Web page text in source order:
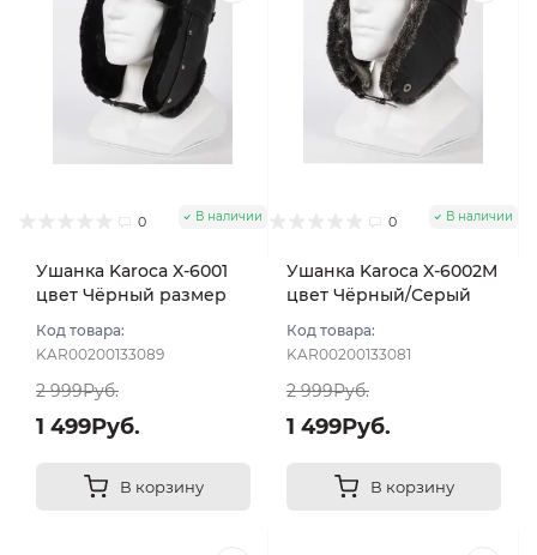
0 В наличии
Ушанка Karoca X-6001
цвет Чёрный размер
Код товара:
KAR00200133089
2 999Руб.
1 499Руб.
В корзину
0 В наличии
Ушанка Karoca X-6002M
цвет Чёрный/Серый
Код товара:
KAR00200133081
2 999Руб.
1 499Руб.
В корзину